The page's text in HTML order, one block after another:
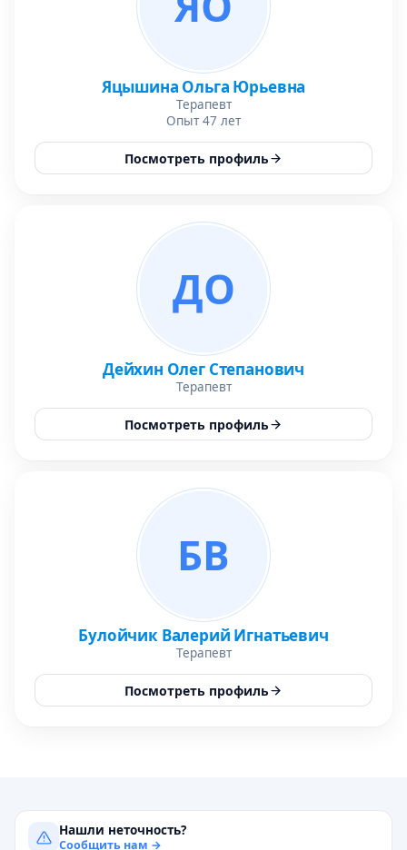
Яцышина Ольга Юрьевна
Терапевт
Опыт 47 лет
Посмотреть профиль
ДО
Дейхин Олег Степанович
Терапевт
Посмотреть профиль
БВ
Булойчик Валерий Игнатьевич
Терапевт
Посмотреть профиль
Нашли неточность?
Сообщить нам →